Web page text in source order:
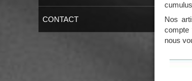
CONTACT
Nos
compte
nous